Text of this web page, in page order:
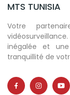
MTS TUNISIA
Votre
inégalée et
tranquillité de